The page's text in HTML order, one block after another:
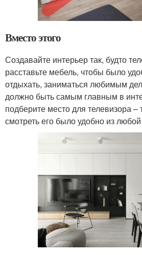
Вместо этого
Создавайте интерьер так, будто
расставьте мебель, чтобы было
отдыхать, заниматься любимым
должно быть самым главным в
подберите место для телевизора –
смотреть его было удобно из